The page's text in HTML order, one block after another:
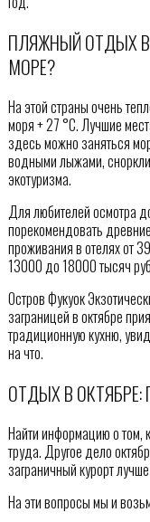
ПЛЯЖНЫЙ ОТДЫХ В
МОРЕ?
На этой страны очень
моря + 27 °C. Лучшие
здесь можно заняться
водными лыжами,
экотуризма.
Для любителей осмотра
порекомендовать
проживания в отелях от
13000 до 18000 тысяч
Остров Фукуок
заграницей в октябре
традиционную кухню,
на что.
ОТДЫХ В ОКТЯБРЕ:
Найти информацию о том,
труда. Другое дело
заграничный курорт
На эти вопросы мы и